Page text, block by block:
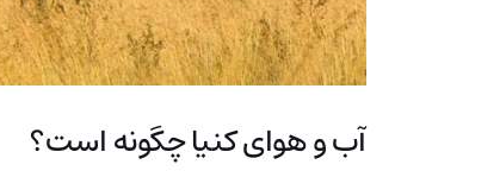
آب و هوای کنیا چگونه است؟